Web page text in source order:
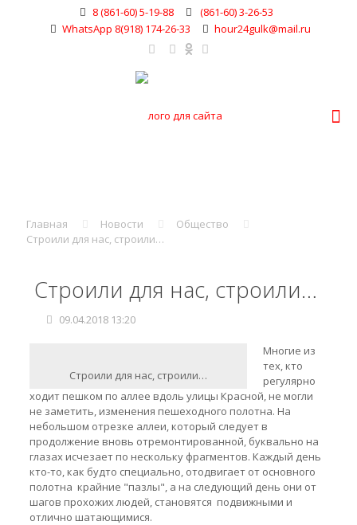
8 (861-60) 5-19-88
(861-60) 3-26-53
WhatsApp 8(918) 174-26-33
hour24gulk@mail.ru
Главная Новости
Общество
Строили для нас, строили…
Строили для нас, строили…
09.04.2018 13:20
Строили для нас, строили…
Многие из
тех, кто
регулярно
ходит пешком по аллее вдоль улицы Красной, не могли
не заметить, изменения пешеходного полотна. На
небольшом отрезке аллеи, который следует в
продолжение вновь отремонтированной, буквально на
глазах исчезает по нескольку фрагментов. Каждый день
кто-то, как будто специально, отодвигает от основного
полотна крайние "пазлы", а на следующий день они от
шагов прохожих людей, становятся подвижными и
отлично шатающимися.